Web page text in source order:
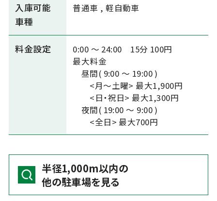
入庫可能
車種
普通車 ,軽自動車
料金設定
0:00 ～ 24:00 15分 100円
最大料金
昼間( 9:00 ～ 19:00 )
<月～土曜> 最大1,900円
<日・祝日> 最大1,300円
夜間( 19:00 ～ 9:00 )
<全日> 最大700円
半径1,000m以内の
他の駐車場を見る